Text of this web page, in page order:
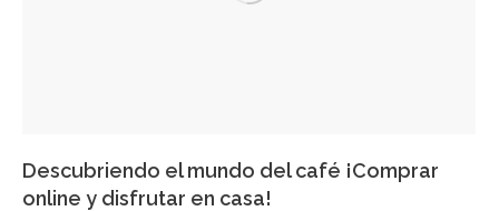
Descubriendo el mundo del café ¡Comprar
online y disfrutar en casa!